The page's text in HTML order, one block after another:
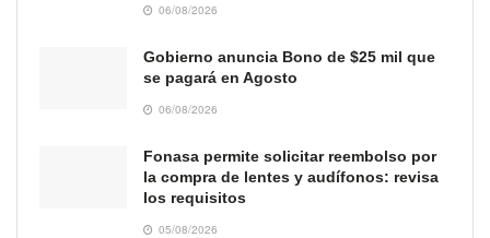
06/08/2026
Gobierno anuncia Bono de $25 mil que
se pagará en Agosto
06/08/2026
Fonasa permite solicitar reembolso por
la compra de lentes y audífonos: revisa
los requisitos
05/08/2026